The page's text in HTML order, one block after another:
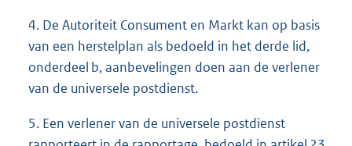
4. De Autoriteit Consument en Markt kan op basis
van een herstelplan als bedoeld in het derde lid,
onderdeel b, aanbevelingen doen aan de verlener
van de universele postdienst.
5. Een verlener van de universele postdienst